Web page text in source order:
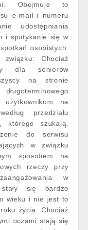
Obejmuje to
e-mail i numeru
udostępniania
i spotykanie się w
osobistych.
Chociaż
dla seniorów
na stronie
użytkownikom na
przedziału
którego szukają.
do serwisu
w związku
sposobem na
rzeczy przy
w
się bardzo
wieku i nie jest to
życia. Chociaż
oczami stają się